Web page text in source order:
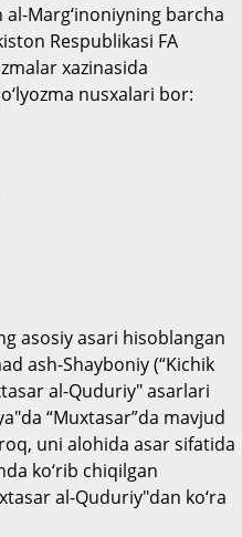
Marg‘inoniyning barcha
Respublikasi FA
xazinasida
nusxalari bor:
asosiy asari hisoblangan
ash-Shayboniy (“Kichik
al-Quduriy" asarlari
“Muxtasar”da mavjud
uni alohida asar sifatida
ko‘rib chiqilgan
al-Quduriy"dan ko‘ra